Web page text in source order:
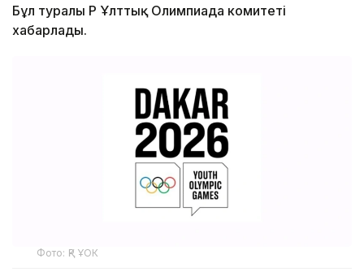
Бұл туралы ҚР Ұлттық Олимпиада комитеті
хабарлады.
Фото: ҚР ҰОК